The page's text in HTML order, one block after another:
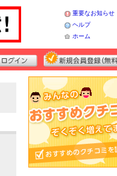
重要なお知らせ
ヘルプ
ホーム